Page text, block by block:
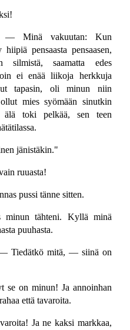
— Minä vakuutan: Kun
pensaasta pensaasen,
silmistä, saamatta edes
ei enää liikoja herkkuja
tapasin, oli minun niin
mies syömään sinutkin
älä toki pelkää, sen teen
jänistäkin."
ruuasta!
pussi tänne sitten.
minun tähteni. Kyllä minä
puuhasta.
Tiedätkö mitä, — siinä on
se on minun! Ja annoinhan
että tavaroita.
Ja ne kaksi markkaa,